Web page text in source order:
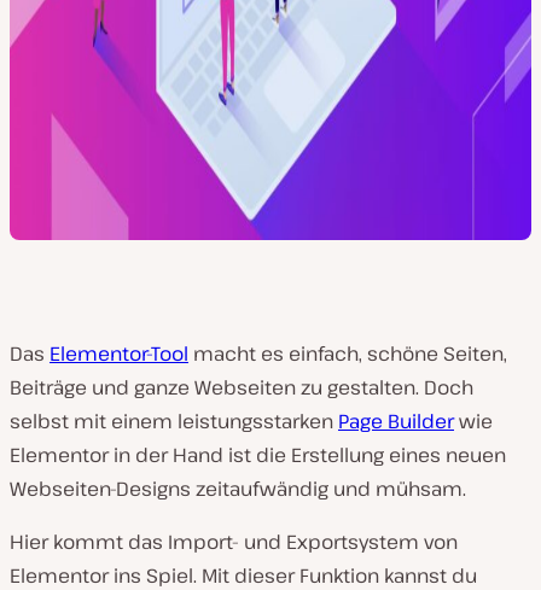
Das Elementor-Tool macht es einfach, schöne Seiten,
Beiträge und ganze Webseiten zu gestalten. Doch
selbst mit einem leistungsstarken Page Builderwie
Elementor in der Hand ist die Erstellung eines neuen
Webseiten-Designs zeitaufwändig und mühsam.
Hier kommt das Import- und Exportsystem von
Elementor ins Spiel. Mit dieser Funktion kannst du